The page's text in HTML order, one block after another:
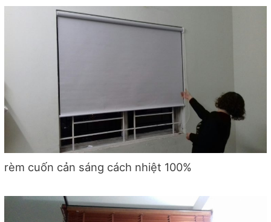
rèm cuốn cản sáng cách nhiệt 100%